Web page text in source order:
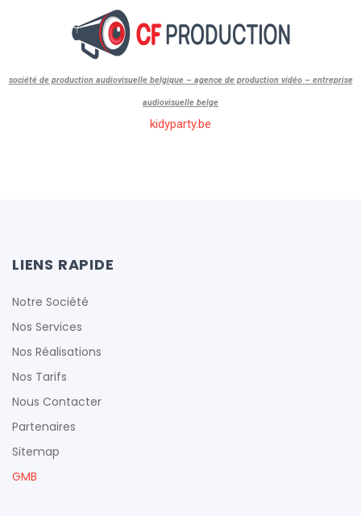
société de production audiovisuelle belgique – agence de production vidéo – entreprise
audiovisuelle belge
kidyparty.be
LIENS RAPIDE
Notre Société
Nos Services
Nos Réalisations
Nos Tarifs
Nous Contacter
Partenaires
Sitemap
GMB